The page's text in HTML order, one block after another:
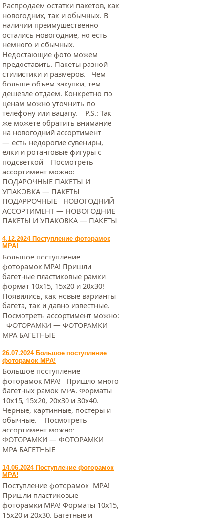
Распродаем остатки пакетов, как
новогодних, так и обычных. В
наличии преимущественно
остались новогодние, но есть
немного и обычных.
Недостающие фото можем
предоставить. Пакеты разной
стилистики и размеров. Чем
больше объем закупки, тем
дешевле отдаем. Конкретно по
ценам можно уточнить по
телефону или вацапу. Р.S.: Так
же можете обратить внимание
на новогодний ассортимент
— есть недорогие сувениры,
елки и ротанговые фигуры с
подсветкой! Посмотреть
ассортимент можно:
ПОДАРОЧНЫЕ ПАКЕТЫ И
УПАКОВКА — ПАКЕТЫ
ПОДАРРОЧНЫЕ НОВОГОДНИЙ
АССОРТИМЕНТ — НОВОГОДНИЕ
ПАКЕТЫ И УПАКОВКА — ПАКЕТЫ
4.12.2024 Поступление фоторамок
МРА!
Большое поступление
фоторамок МРА! Пришли
багетные пластиковые рамки
формат 10х15, 15х20 и 20х30!
Появились, как новые варианты
багета, так и давно известные.
Посмотреть ассортимент можно:
ФОТОРАМКИ — ФОТОРАМКИ
МРА БАГЕТНЫЕ
26.07.2024 Большое поступление
фоторамок МРА!
Большое поступление
фоторамок МРА! Пришло много
багетных рамок МРА. Форматы
10х15, 15х20, 20х30 и 30х40.
Черные, картинные, постеры и
обычные. Посмотреть
ассортимент можно:
ФОТОРАМКИ — ФОТОРАМКИ
МРА БАГЕТНЫЕ
14.06.2024 Поступление фоторамок
МРА!
Поступление фоторамок МРА!
Пришли пластиковые
фоторамки МРА! Форматы 10х15,
15х20 и 20х30. Багетные и